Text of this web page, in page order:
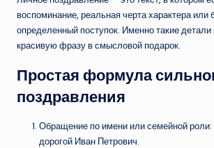
воспоминание, реальная черта характера или
определенный поступок. Именно такие
красивую фразу в смысловой подарок.
Простая формула
поздравления
Обращение по имени или семейной роли:
дорогой Иван Петрович.